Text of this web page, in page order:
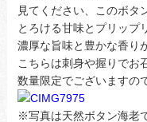
見てください、このボタ
とろける甘味とプリップ
濃厚な旨味と豊かな香り
こちらは刺身や握りでお
数量限定でございますの
※写真は天然ボタン海老